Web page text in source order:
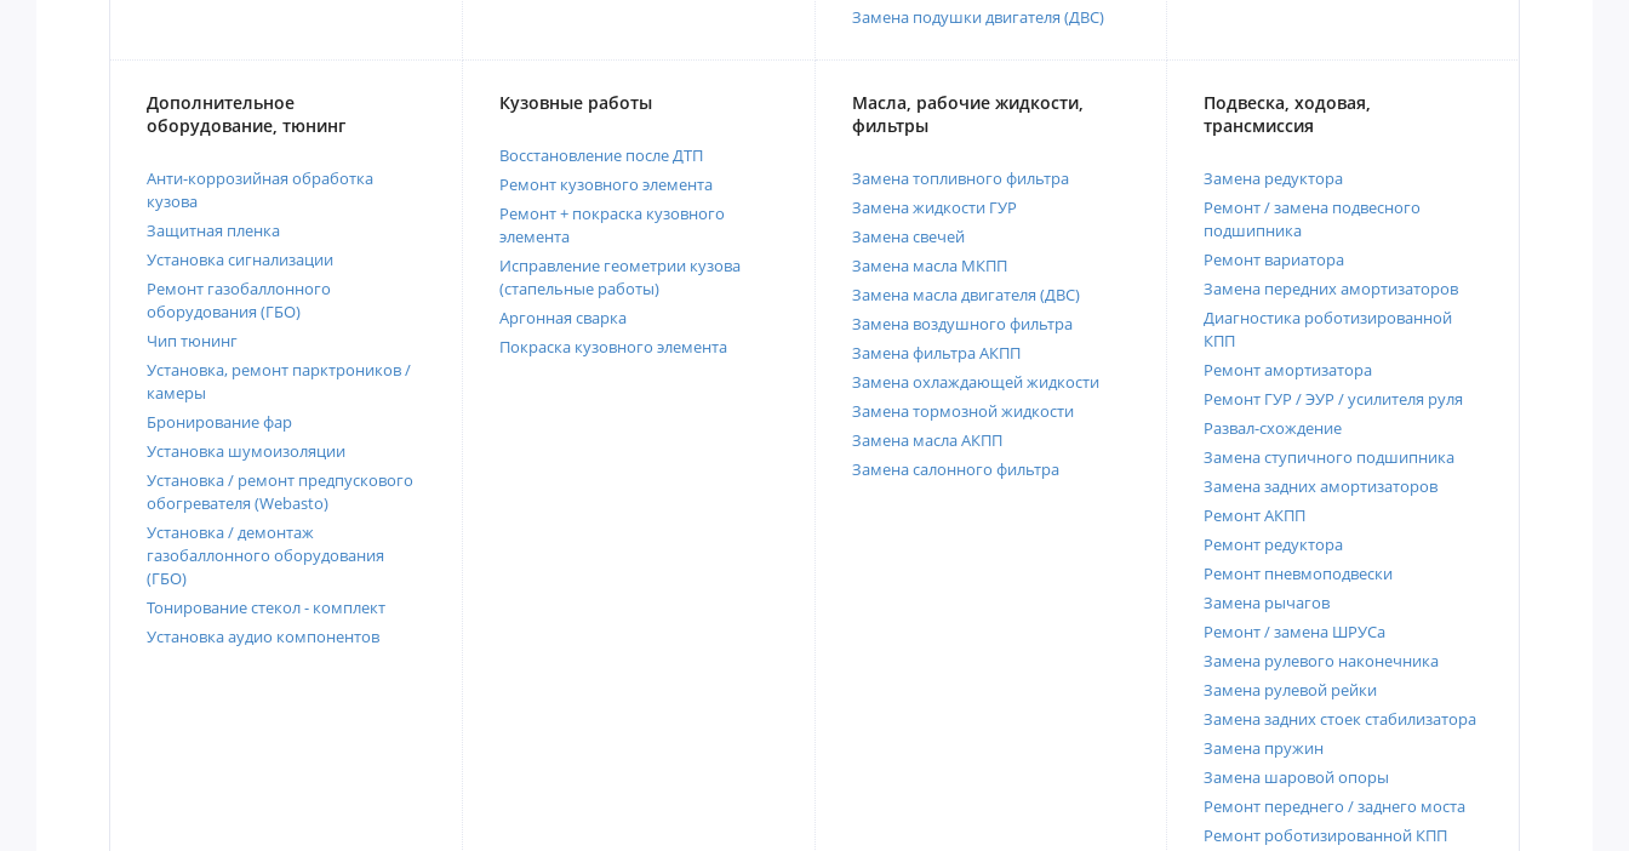
Замена подушки двигателя (ДВС)
Дополнительное
оборудование, тюнинг
Анти-коррозийная обработка
кузова
Защитная пленка
Установка сигнализации
Ремонт газобаллонного
оборудования (ГБО)
Чип тюнинг
Установка, ремонт парктроников /
камеры
Бронирование фар
Установка шумоизоляции
Установка / ремонт предпускового
обогревателя (Webasto)
Установка / демонтаж
газобаллонного оборудования
(ГБО)
Тонирование стекол - комплект
Установка аудио компонентов
Кузовные работы
Восстановление после ДТП
Ремонт кузовного элемента
Ремонт + покраска кузовного
элемента
Исправление геометрии кузова
(стапельные работы)
Аргонная сварка
Покраска кузовного элемента
Масла, рабочие жидкости,
фильтры
Замена топливного фильтра
Замена жидкости ГУР
Замена свечей
Замена масла МКПП
Замена масла двигателя (ДВС)
Замена воздушного фильтра
Замена фильтра АКПП
Замена охлаждающей жидкости
Замена тормозной жидкости
Замена масла АКПП
Замена салонного фильтра
Подвеска, ходовая,
трансмиссия
Замена редуктора
Ремонт / замена подвесного
подшипника
Ремонт вариатора
Замена передних амортизаторов
Диагностика роботизированной
КПП
Ремонт амортизатора
Ремонт ГУР / ЭУР / усилителя руля
Развал-схождение
Замена ступичного подшипника
Замена задних амортизаторов
Ремонт АКПП
Ремонт редуктора
Ремонт пневмоподвески
Замена рычагов
Ремонт / замена ШРУСа
Замена рулевого наконечника
Замена рулевой рейки
Замена задних стоек стабилизатора
Замена пружин
Замена шаровой опоры
Ремонт переднего / заднего моста
Ремонт роботизированной КПП